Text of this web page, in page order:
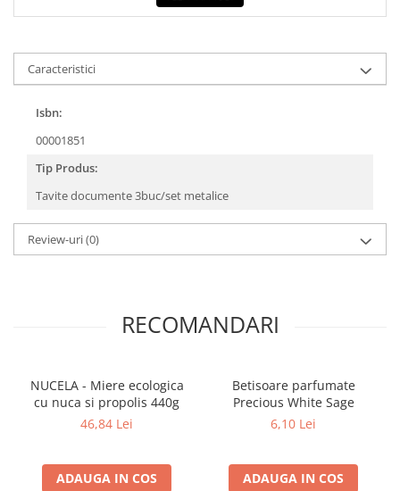
Caracteristici
Isbn:
00001851
Tip Produs:
Tavite documente 3buc/set metalice
Review-uri(0)
RECOMANDARI
NUCELA - Miere ecologica
cu nuca si propolis 440g
46,84 Lei
ADAUGA IN COS
Betisoare parfumate
Precious White Sage
6,10 Lei
ADAUGA IN COS